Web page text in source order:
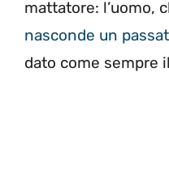
mattatore: l’uomo,
nasconde un
dato come sempre